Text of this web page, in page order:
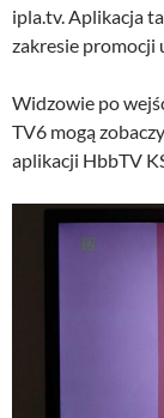
ipla.tv. Aplikacja
zakresie promocji
Widzowie po
TV6 mogą
aplikacji HbbTV